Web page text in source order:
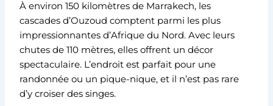
À environ 150 kilomètres de Marrakech, les
cascades d’Ouzoud comptent parmi les plus
impressionnantes d’Afrique du Nord. Avec leurs
chutes de 110 mètres, elles offrent un décor
spectaculaire. L’endroit est parfait pour une
randonnée ou un pique-nique, et il n’est pas rare
d’y croiser des singes.